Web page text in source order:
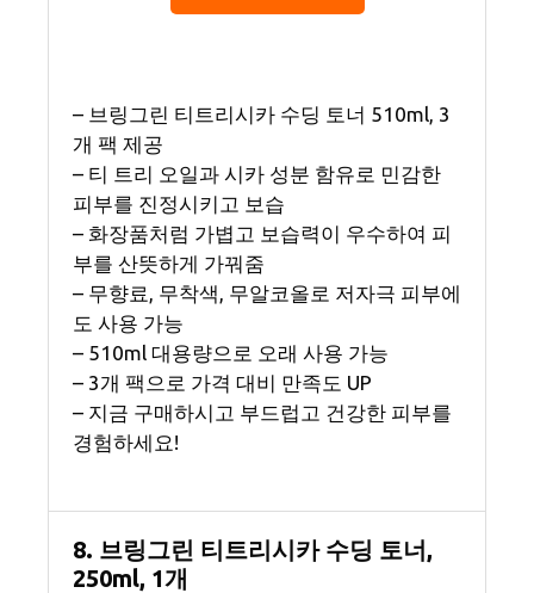
– 브링그린 티트리시카 수딩 토너 510ml, 3
개 팩 제공
– 티 트리 오일과 시카 성분 함유로 민감한
피부를 진정시키고 보습
– 화장품처럼 가볍고 보습력이 우수하여 피
부를 산뜻하게 가꿔줌
– 무향료, 무착색, 무알코올로 저자극 피부에
도 사용 가능
– 510ml 대용량으로 오래 사용 가능
– 3개 팩으로 가격 대비 만족도 UP
– 지금 구매하시고 부드럽고 건강한 피부를
경험하세요!
8. 브링그린 티트리시카 수딩 토너,
250ml, 1개